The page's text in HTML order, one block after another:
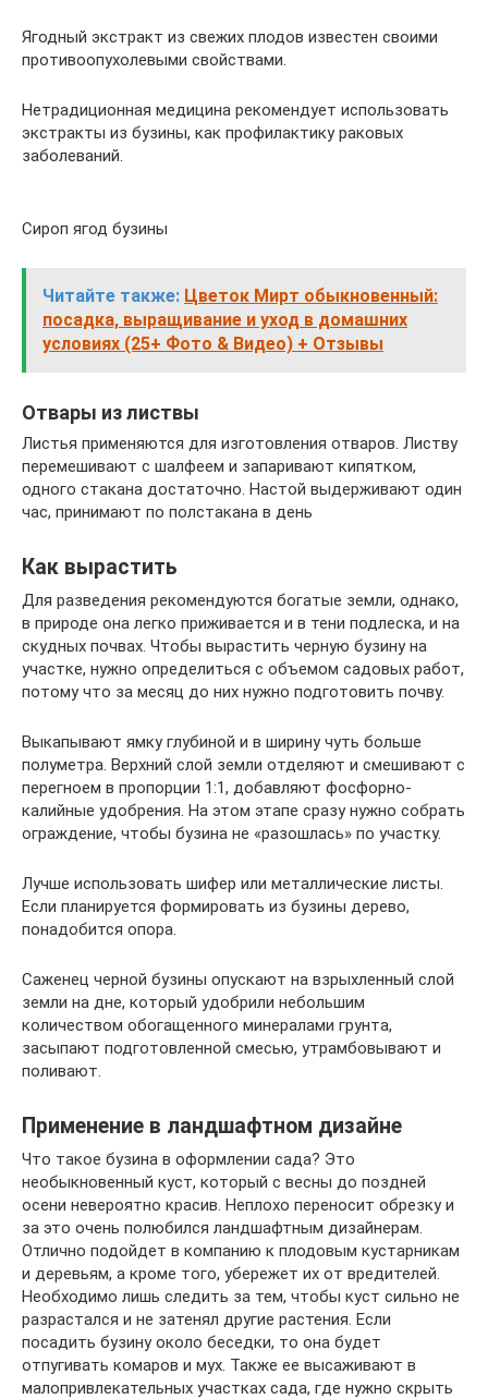
Ягодный экстракт из свежих плодов известен своими
противоопухолевыми свойствами.
Нетрадиционная медицина рекомендует использовать
экстракты из бузины, как профилактику раковых
заболеваний.
Сироп ягод бузины
Читайте также: Цветок Мирт обыкновенный:
посадка, выращивание и уход в домашних
условиях (25+ Фото & Видео) + Отзывы
Отвары из листвы
Листья применяются для изготовления отваров. Листву
перемешивают с шалфеем и запаривают кипятком,
одного стакана достаточно. Настой выдерживают один
час, принимают по полстакана в день
Как вырастить
Для разведения рекомендуются богатые земли, однако,
в природе она легко приживается и в тени подлеска, и на
скудных почвах. Чтобы вырастить черную бузину на
участке, нужно определиться с объемом садовых работ,
потому что за месяц до них нужно подготовить почву.
Выкапывают ямку глубиной и в ширину чуть больше
полуметра. Верхний слой земли отделяют и смешивают с
перегноем в пропорции 1:1, добавляют фосфорно-
калийные удобрения. На этом этапе сразу нужно собрать
ограждение, чтобы бузина не «разошлась» по участку.
Лучше использовать шифер или металлические листы.
Если планируется формировать из бузины дерево,
понадобится опора.
Саженец черной бузины опускают на взрыхленный слой
земли на дне, который удобрили небольшим
количеством обогащенного минералами грунта,
засыпают подготовленной смесью, утрамбовывают и
поливают.
Применение в ландшафтном дизайне
Что такое бузина в оформлении сада? Это
необыкновенный куст, который с весны до поздней
осени невероятно красив. Неплохо переносит обрезку и
за это очень полюбился ландшафтным дизайнерам.
Отлично подойдет в компанию к плодовым кустарникам
и деревьям, а кроме того, убережет их от вредителей.
Необходимо лишь следить за тем, чтобы куст сильно не
разрастался и не затенял другие растения. Если
посадить бузину около беседки, то она будет
отпугивать комаров и мух. Также ее высаживают в
малопривлекательных участках сада, где нужно скрыть